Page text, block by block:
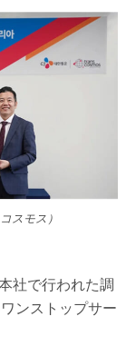
スモス）
社で行われた調
ンストップサー